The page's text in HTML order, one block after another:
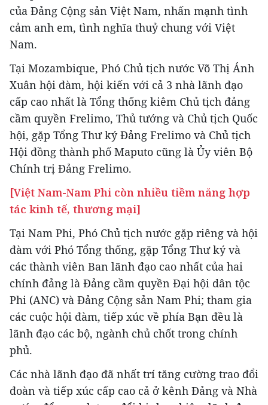
của Đảng Cộng sản Việt Nam, nhấn mạnh tình
cảm anh em, tình nghĩa thuỷ chung với Việt
Nam.
Tại Mozambique, Phó Chủ tịch nước Võ Thị Ánh
Xuân hội đàm, hội kiến với cả 3 nhà lãnh đạo
cấp cao nhất là Tổng thống kiêm Chủ tịch đảng
cầm quyền Frelimo, Thủ tướng và Chủ tịch Quốc
hội, gặp Tổng Thư ký Đảng Frelimo và Chủ tịch
Hội đồng thành phố Maputo cũng là Ủy viên Bộ
Chính trị Đảng Frelimo.
[Việt Nam-Nam Phi còn nhiều tiềm năng hợp
tác kinh tế, thương mại]
Tại Nam Phi, Phó Chủ tịch nước gặp riêng và hội
đàm với Phó Tổng thống, gặp Tổng Thư ký và
các thành viên Ban lãnh đạo cao nhất của hai
chính đảng là Đảng cầm quyền Đại hội dân tộc
Phi (ANC) và Đảng Cộng sản Nam Phi; tham gia
các cuộc hội đàm, tiếp xúc về phía Bạn đều là
lãnh đạo các bộ, ngành chủ chốt trong chính
phủ.
Các nhà lãnh đạo đã nhất trí tăng cường trao đổi
đoàn và tiếp xúc cấp cao cả ở kênh Đảng và Nhà